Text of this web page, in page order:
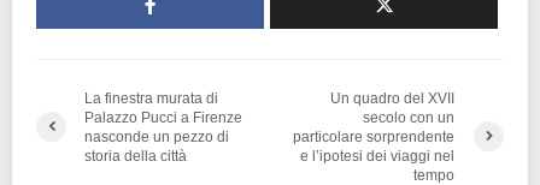
La finestra murata di
Palazzo Pucci a Firenze
nasconde un pezzo di
storia della città
Un quadro del XVII
secolo con un
particolare sorprendente
e l’ipotesi dei viaggi nel
tempo